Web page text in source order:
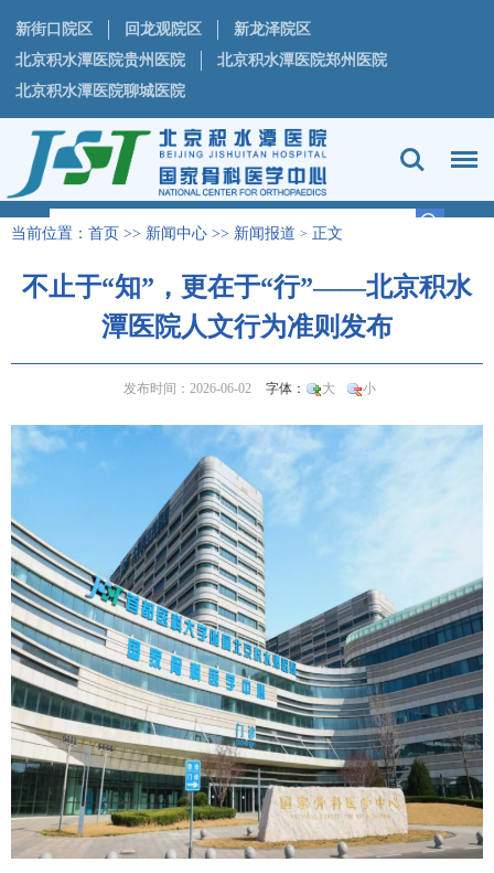
新街口院区 回龙观院区
新龙泽院区
北京积水潭医院贵州医院
北京积水潭医院郑州医院
北京积水潭医院聊城医院
当前位置： 首页 >> 新闻中心 >> 新闻报道 > 正文
不止于“知”，更在于“行”——北京积水
潭医院人文行为准则发布
发布时间：2026-06-02 字体： 大 小